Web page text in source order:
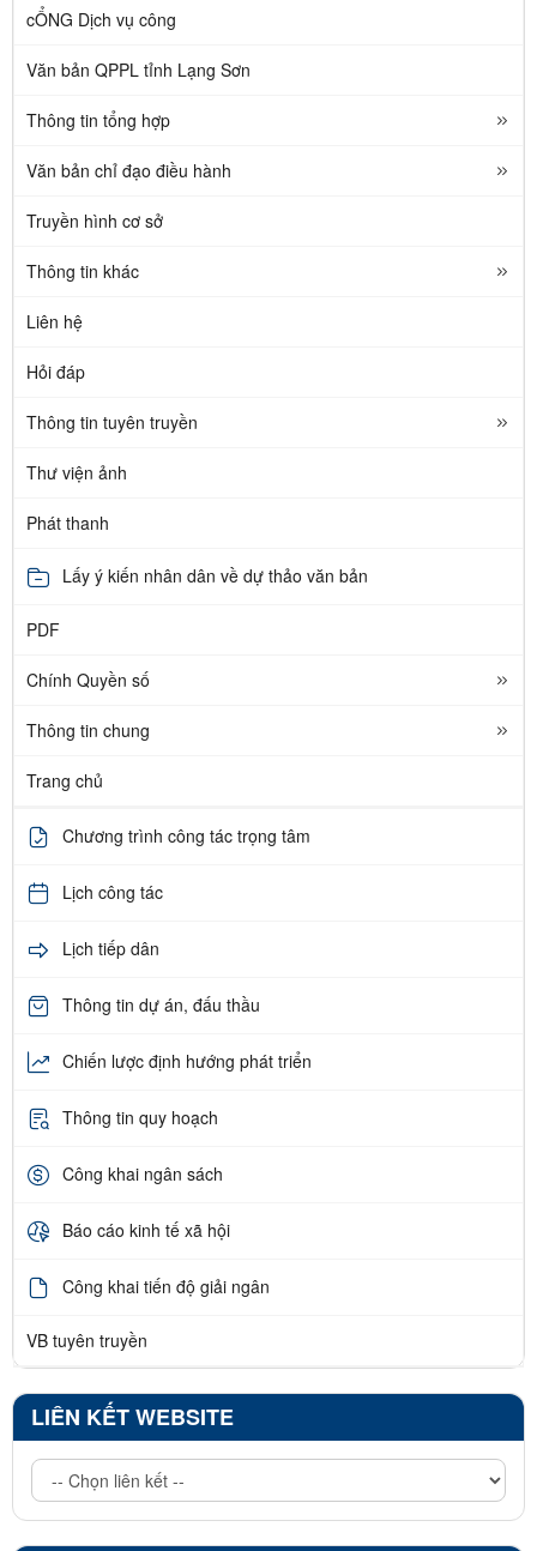
cỔNG Dịch vụ công
Văn bản QPPL tỉnh Lạng Sơn
Thông tin tổng hợp
Văn bản chỉ đạo điều hành
Truyền hình cơ sở
Thông tin khác
Liên hệ
Hỏi đáp
Thông tin tuyên truyền
Thư viện ảnh
Phát thanh
Lấy ý kiến nhân dân về dự thảo văn bản
PDF
Chính Quyền số
Thông tin chung
Trang chủ
Chương trình công tác trọng tâm
Lịch công tác
Lịch tiếp dân
Thông tin dự án, đấu thầu
Chiến lược định hướng phát triển
Thông tin quy hoạch
Công khai ngân sách
Báo cáo kinh tế xã hội
Công khai tiến độ giải ngân
VB tuyên truyền
LIÊN KẾT WEBSITE